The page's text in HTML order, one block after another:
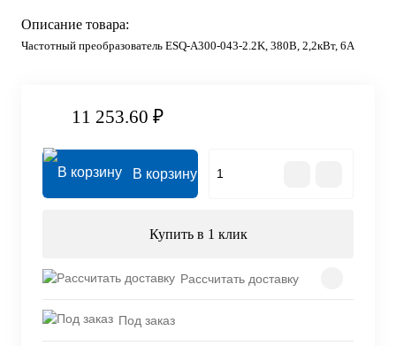
Описание товара:
Частотный преобразователь ESQ-A300-043-2.2K, 380В, 2,2кВт, 6А
11 253.60 ₽
В корзину
Купить в 1 клик
Рассчитать доставку
Под заказ